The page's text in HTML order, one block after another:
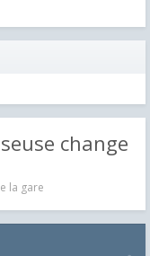
change
la gare